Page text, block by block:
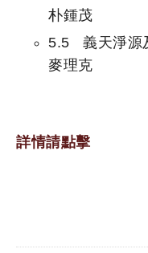
朴鍾茂
5.5 義天淨源
麥理克
詳情請點擊